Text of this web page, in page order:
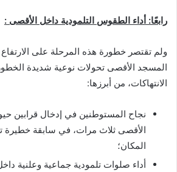
رابعًا: أداء الطقوس التلمودية داخل الأقصى :
ولم تقتصر خطورة هذه المرحلة على
المسجد الأقصى تحولات نوعية شديدة
الانتهاكات، من أبرزها:
نجاح المستوطنين في إدخال قرابين
الأقصى ثلاث مرات، في سابقة
المكان؛
أداء صلوات تلمودية جماعية وعلنية